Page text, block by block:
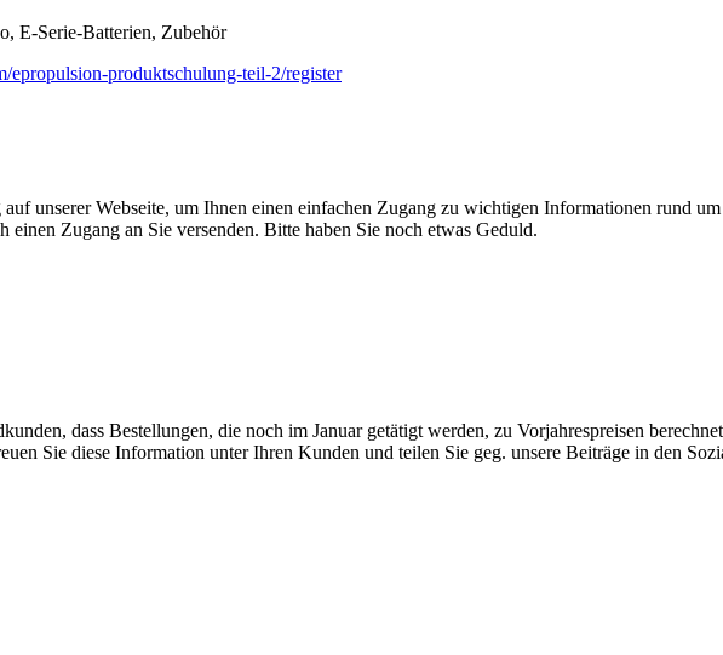
E-Serie-Batterien, Zubehör
epropulsion-produktschulung-teil-2/register
unserer Webseite, um Ihnen einen einfachen Zugang zu wichtigen Informationen rund
Zugang an Sie versenden. Bitte haben Sie noch etwas Geduld.
dass Bestellungen, die noch im Januar getätigt werden, zu Vorjahrespreisen
Sie diese Information unter Ihren Kunden und teilen Sie geg. unsere Beiträge in den